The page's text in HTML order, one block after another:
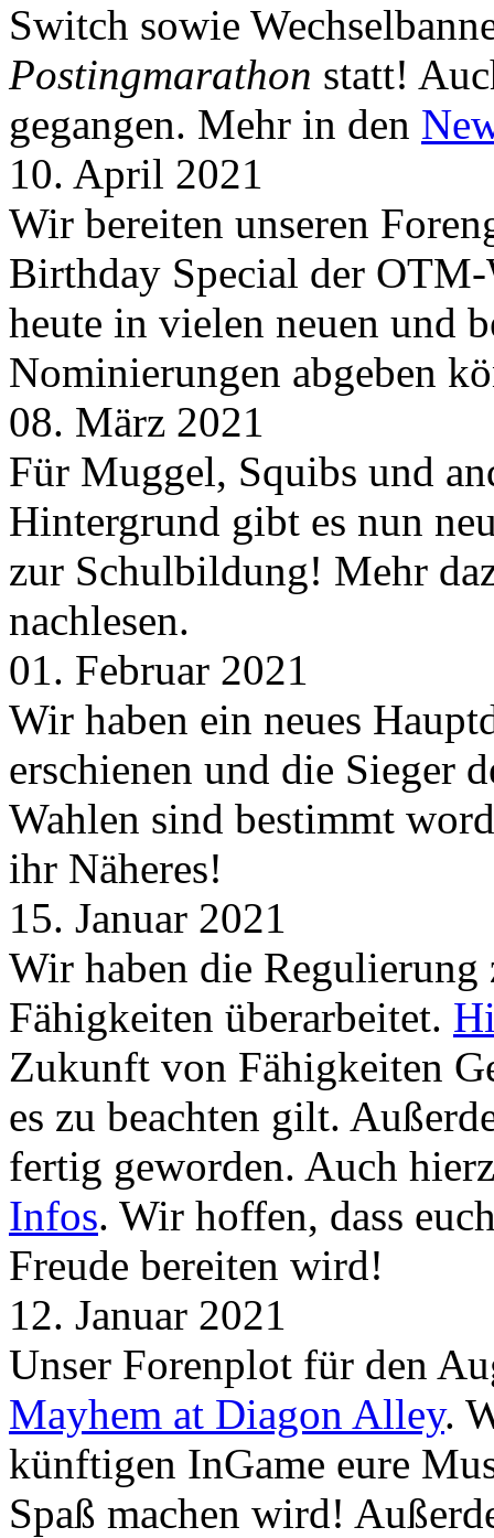
Switch sowie
Postingmarathon statt!
gegangen. Mehr in den
10. April 2021
Wir bereiten unseren
Birthday Special der
heute in vielen neuen und
Nominierungen abgeben
08. März 2021
Für Muggel, Squibs und
Hintergrund gibt es nun
zur Schulbildung! Mehr
nachlesen.
01. Februar 2021
Wir haben ein neues
erschienen und die Sieger
Wahlen sind bestimmt
ihr Näheres!
15. Januar 2021
Wir haben die
Fähigkeiten überarbeitet.
Zukunft von Fähigkeiten
es zu beachten gilt.
fertig geworden. Auch
Infos. Wir hoffen, dass
Freude bereiten wird!
12. Januar 2021
Unser Forenplot für den
Mayhem at Diagon Alley.
künftigen InGame eure
Spaß machen wird!